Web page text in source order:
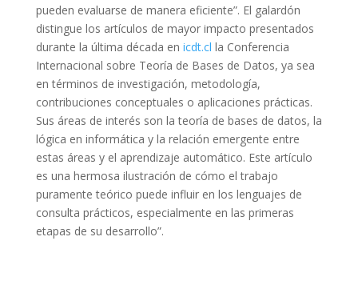
pueden evaluarse de manera eficiente”. El galardón
distingue los artículos de mayor impacto presentados
durante la última década en icdt.cl la Conferencia
Internacional sobre Teoría de Bases de Datos, ya sea
en términos de investigación, metodología,
contribuciones conceptuales o aplicaciones prácticas.
Sus áreas de interés son la teoría de bases de datos, la
lógica en informática y la relación emergente entre
estas áreas y el aprendizaje automático. Este artículo
es una hermosa ilustración de cómo el trabajo
puramente teórico puede influir en los lenguajes de
consulta prácticos, especialmente en las primeras
etapas de su desarrollo”.